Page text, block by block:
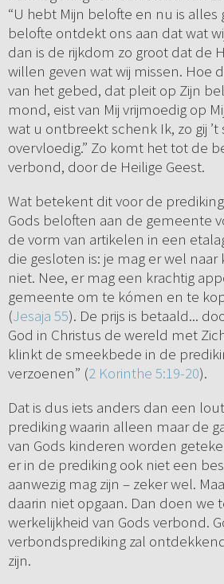
“U hebt Mijn belofte en nu is alles
belofte ontdekt ons aan dat wat
dan is de rijkdom zo groot dat de
willen geven wat wij missen. Hoe
van het gebed, dat pleit op Zijn
mond, eist van Mij vrijmoedig op
wat u ontbreekt schenk Ik, zo gij
overvloedig.” Zo komt het tot de
verbond, door de Heilige Geest.
Wat betekent dit voor de
Gods beloften aan de gemeente
de vorm van artikelen in een
die gesloten is: je mag er wel
niet. Nee, er mag een krachtig
gemeente om te kómen en te
(Jesaja 55). De prijs is betaald...
God in Christus de wereld met
klinkt de smeekbede in de
verzoenen” (2 Korinthe 5:19-20).
Dat is dus iets anders dan een
prediking waarin alleen maar de
van Gods kinderen worden
er in de prediking ook niet een
aanwezig mag zijn – zeker wel.
daarin niet opgaan. Dan doen we
werkelijkheid van Gods verbond.
verbondsprediking zal
zijn.